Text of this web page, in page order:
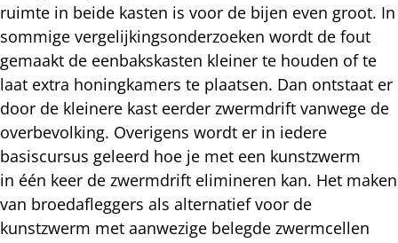
ruimte in beide kasten is voor de bijen even groot. In
sommige vergelijkingsonderzoeken wordt de fout
gemaakt de eenbakskasten kleiner te houden of te
laat extra honingkamers te plaatsen. Dan ontstaat er
door de kleinere kast eerder zwermdrift vanwege de
overbevolking. Overigens wordt er in iedere
basiscursus geleerd hoe je met een kunstzwerm
in één keer de zwermdrift elimineren kan. Het maken
van broedafleggers als alternatief voor de
kunstzwerm met aanwezige belegde zwermcellen